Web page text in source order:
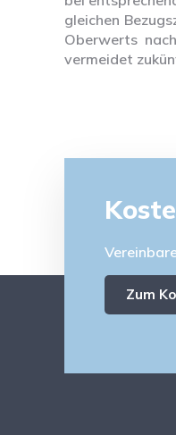
gleichen
Oberwerts
vermeidet
Zum